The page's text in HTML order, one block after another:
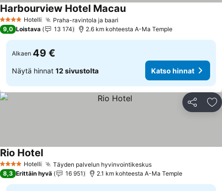
4 Tähtiluokitus
Hotelli Praha-ravintola ja baari
Harbourview Hotel Macau
9,0 Loistava 13 174 2.6 km kohteesta A-Ma Temple
Alkaen 49 €
Näytä hinnat 12 sivustolta Katso hinnat
Jaa
4 Tähtiluokitus
Hotelli Täyden palvelun hyvinvointikeskus
Rio Hotel
8,3 Erittäin hyvä 16 951 2.1 km kohteesta A-Ma Temple